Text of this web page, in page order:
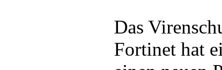
Das
Fortinet hat